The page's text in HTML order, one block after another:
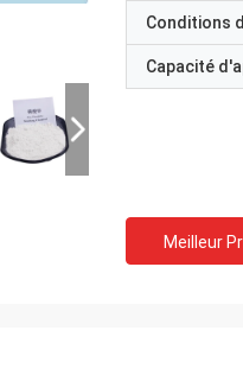
Conditions
Capacité
Meilleur